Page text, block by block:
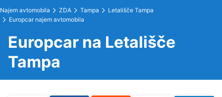
Najem avtomobila ZDA Tampa
Letališče Tampa
Europcar najem avtomobila
Europcar na Letališče
Tampa